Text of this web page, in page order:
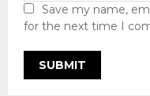
Save my name,
for the next time I